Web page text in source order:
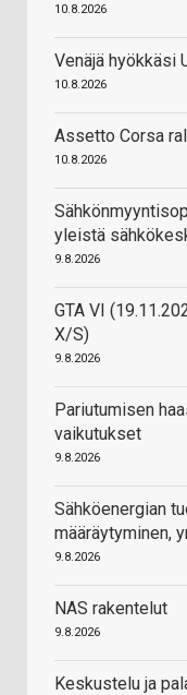
10.8.2026
Venäjä hyökkäsi
10.8.2026
Assetto Corsa
10.8.2026
yleistä
9.8.2026
GTA VI
X/S)
9.8.2026
Pariutumisen
vaikutukset
9.8.2026
Sähköenergian
määräytyminen,
9.8.2026
NAS rakentelut
9.8.2026
Keskustelu ja